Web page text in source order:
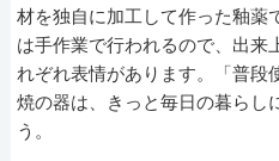
材を独自に加工して作った釉薬
は手作業で行われるので、出来
れぞれ表情があります。「普段
焼の器は、きっと毎日の暮らし
う。